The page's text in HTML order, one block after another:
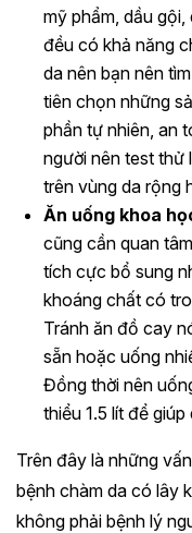
mỹ phẩm, dầu
đều có khả năng
da nên bạn nên
tiên chọn những
phần tự nhiên, an
người nên test thử
trên vùng da rộng
Ăn uống khoa
cũng cần quan
tích cực bổ sung
khoáng chất có
Tránh ăn đồ cay
sẵn hoặc uống
Đồng thời nên
thiểu 1.5 lít để
Trên đây là những
bệnh chàm da có lây
không phải bệnh lý